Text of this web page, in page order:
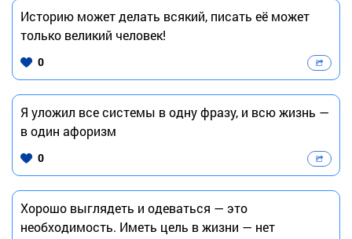
Историю может делать всякий, писать её может
только великий человек!
0
Я уложил все системы в одну фразу, и всю жизнь —
в один афоризм
0
Хорошо выглядеть и одеваться — это
необходимость. Иметь цель в жизни — нет